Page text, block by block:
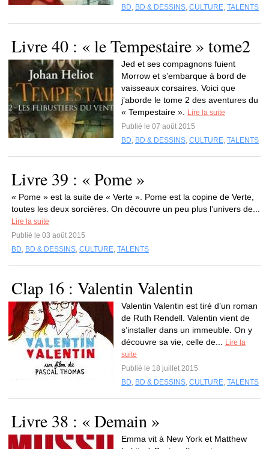
BD, BD & DESSINS, CULTURE, TALENTS
Livre 40 : « le Tempestaire » tome2
Jed et ses compagnons fuient
Morrow et s’embarque à bord de
vaisseaux corsaires. Voici que
j’aborde le tome 2 des aventures du
« Tempestaire ».
Lire la suite
Publié le 07 août 2015
BD, BD & DESSINS, CULTURE, TALENTS
Livre 39 : « Pome »
« Pome » est la suite de « Verte ». Pome est la copine de Verte,
toutes les deux sorcières. On découvre un peu plus l’univers de...
Lire la suite
Publié le 03 août 2015
BD, BD & DESSINS, CULTURE, TALENTS
Clap 16 : Valentin Valentin
Valentin Valentin est tiré d’un roman
de Ruth Rendell. Valentin vient de
s’installer dans un immeuble. On y
découvre sa vie, celle de...
Lire la
suite
Publié le 18 juillet 2015
BD, BD & DESSINS, CULTURE, TALENTS
Livre 38 : « Demain »
Emma vit à New York et Matthew